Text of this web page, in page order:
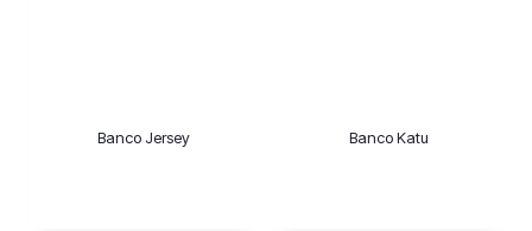
Banco Jersey Banco Katu